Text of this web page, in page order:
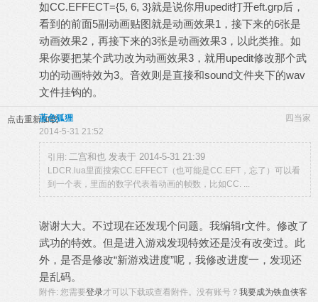
如CC.EFFECT={5, 6, 3}就是说你用upedit打开eft.grp后，
看到的前面5副动画贴图就是动画效果1，接下来的6张是
动画效果2，再接下来的3张是动画效果3，以此类推。如
果你要把某个武功改为动画效果3，就用upedit修改那个武
功的动画特效为3。音效则是直接和sound文件夹下的wav
文件挂钩的。
点击重新加载 四当家
蓝色狐狸
2014-5-31 21:52
引用: 二宫和也 发表于 2014-5-31 21:39
LDCR.lua里面搜索CC.EFFECT（也可能是CC.EFT，忘了）可以看
到一个表，里面的数字代表着动画的帧数，比如CC. ...
谢谢大大。不过现在还发现个问题。我编辑r文件。修改了
武功的特效。但是进入游戏发现特效还是没有改变过。此
外，是否是修改“新游戏进度”呢，我修改进度一，发现还
是乱码。
附件: 您需要登录才可以下载或查看附件。没有账号？ 我要成为铁血侠客